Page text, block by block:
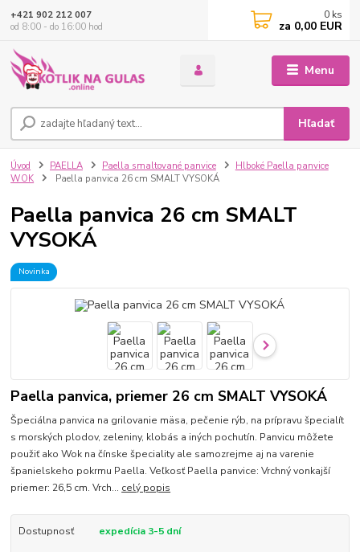
Menu
Hľadať
+421 902 212 007
od 8:00 - do 16:00 hod
0 ks
za 0,00 EUR
Úvod PAELLA Paella smaltované panvice
Hlboké Paella panvice
WOK
Paella panvica 26 cm SMALT VYSOKÁ
Paella panvica 26 cm SMALT
VYSOKÁ
Novinka
Paella panvica, priemer 26 cm SMALT VYSOKÁ
Špeciálna panvica na grilovanie mäsa, pečenie rýb, na prípravu špecialít
s morských plodov, zeleniny, klobás a iných pochutín. Panvicu môžete
použiť ako Wok na čínske špeciality ale samozrejme aj na varenie
španielskeho pokrmu Paella. Veľkosť Paella panvice: Vrchný vonkajší
priemer: 26,5 cm. Vrch... celý popis
Dostupnosť expedícia 3-5 dní